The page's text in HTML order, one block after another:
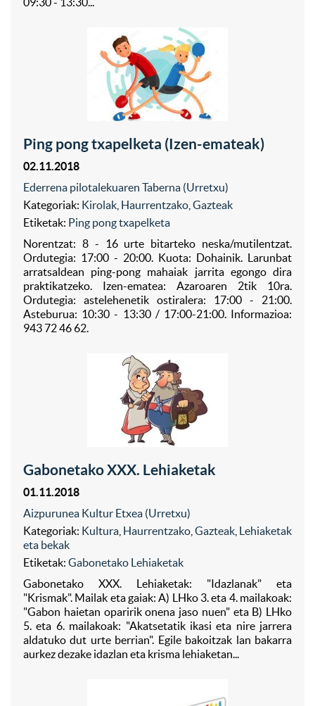
Ping pong txapelketa (Izen-emateak)
02.11.2018
Ederrena pilotalekuaren Taberna (Urretxu)
Kategoriak: Kirolak Haurrentzako Gazteak
Etiketak: Ping pong txapelketa
Norentzat: 8 - 16 urte bitarteko neska/mutilentzat.
Ordutegia: 17:00 - 20:00. Kuota: Dohainik. Larunbat
arratsaldean ping-pong mahaiak jarrita egongo dira
praktikatzeko. Izen-ematea: Azaroaren 2tik 10ra.
Ordutegia: astelehenetik ostiralera: 17:00 - 21:00.
Asteburua: 10:30 - 13:30 / 17:00-21:00. Informazioa:
943 72 46 62.
Gabonetako XXX. Lehiaketak
01.11.2018
Aizpurunea Kultur Etxea (Urretxu)
Kategoriak: Kultura Haurrentzako Gazteak Lehiaketak
eta bekak
Etiketak: Gabonetako Lehiaketak
Gabonetako XXX. Lehiaketak: "Idazlanak" eta
"Krismak". Mailak eta gaiak: A) LHko 3. eta 4. mailakoak:
"Gabon haietan oparirik onena jaso nuen" eta B) LHko
5. eta 6. mailakoak: "Akatsetatik ikasi eta nire jarrera
aldatuko dut urte berrian". Egile bakoitzak lan bakarra
aurkez dezake idazlan eta krisma lehiaketan...